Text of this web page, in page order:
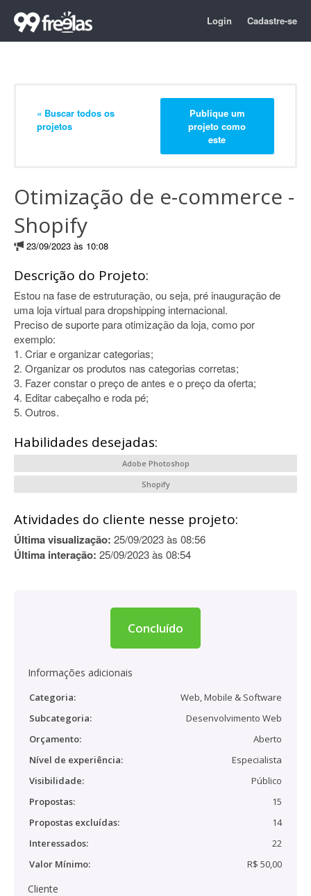
Login Cadastre-se
« Buscar todos os
projetos
Publique um
projeto como
este
Otimização de e-commerce -
Shopify
23/09/2023 às 10:08
Descrição do Projeto:
Estou na fase de estruturação, ou seja, pré inauguração de
uma loja virtual para dropshipping internacional.
Preciso de suporte para otimização da loja, como por
exemplo:
1. Criar e organizar categorias;
2. Organizar os produtos nas categorias corretas;
3. Fazer constar o preço de antes e o preço da oferta;
4. Editar cabeçalho e roda pé;
5. Outros.
Habilidades desejadas:
Adobe Photoshop
Shopify
Atividades do cliente nesse projeto:
Última visualização: 25/09/2023 às 08:56
Última interação: 25/09/2023 às 08:54
Concluído
Informações adicionais
Categoria:
Web, Mobile & Software
Subcategoria:
Desenvolvimento Web
Orçamento:
Aberto
Nível de experiência:
Especialista
Visibilidade:
Público
Propostas:
15
Propostas excluídas:
14
Interessados:
22
Valor Mínimo:
R$ 50,00
Cliente